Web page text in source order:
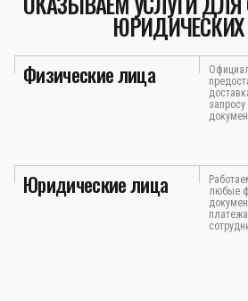
Физические лица
Юридические лица
любые